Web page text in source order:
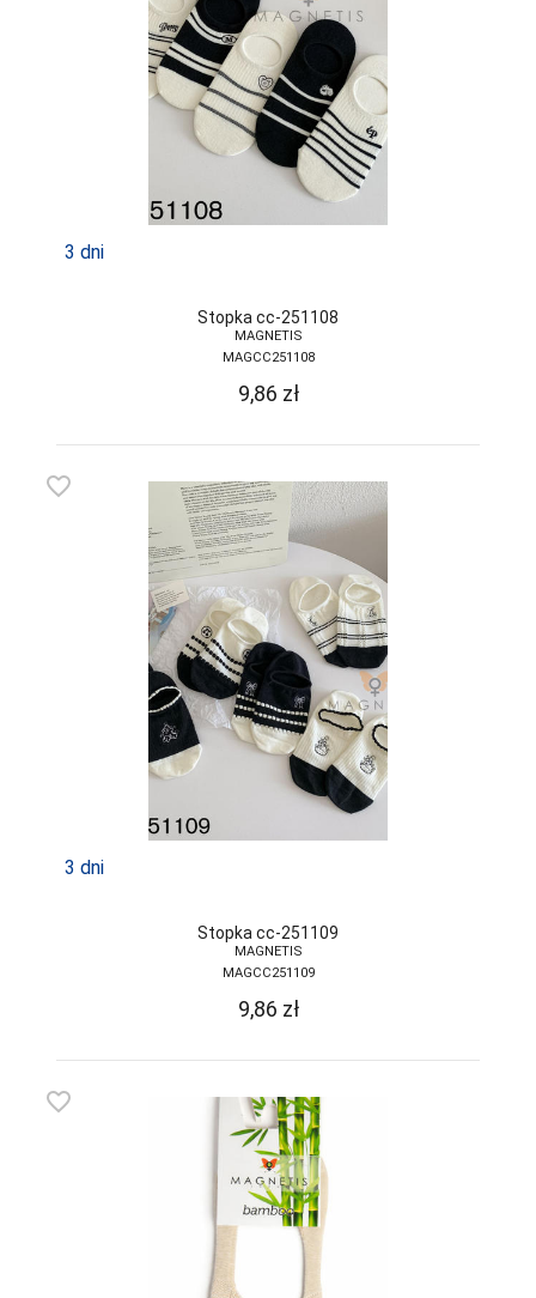
3 dni
Stopka cc-251108
MAGNETIS
MAGCC251108
9,86 zł
favorite_border
3 dni
Stopka cc-251109
MAGNETIS
MAGCC251109
9,86 zł
favorite_border